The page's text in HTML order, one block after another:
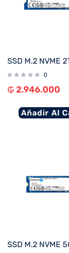
0
₲ 2.946.000
Añadir Al